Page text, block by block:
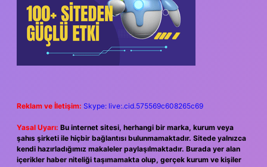
Reklam ve İletişim: Skype: live:.cid.575569c608265c69
Yasal Uyarı: Bu internet sitesi, herhangi bir marka, kurum veya
şahıs şirketi ile hiçbir bağlantısı bulunmamaktadır. Sitede yalnızca
kendi hazırladığımız makaleler paylaşılmaktadır. Burada yer alan
içerikler haber niteliği taşımamakta olup, gerçek kurum ve kişiler